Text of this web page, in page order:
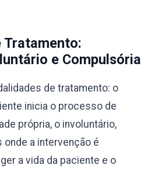
Tratamento:
e Compulsória
de tratamento: o
inicia o processo de
própria, o involuntário,
a intervenção é
a vida da paciente e o